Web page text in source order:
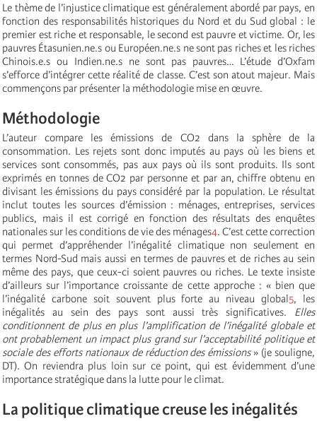
Le thème de l’injustice climatique est généralement abordé par pays, en
fonction des responsabilités historiques du Nord et du Sud global : le
premier est riche et responsable, le second est pauvre et victime. Or, les
pauvres Étasunien.ne.s ou Européen.ne.s ne sont pas riches et les riches
Chinois.e.s ou Indien.ne.s ne sont pas pauvres… L’étude d’Oxfam
s’efforce d’intégrer cette réalité de classe. C’est son atout majeur. Mais
commençons par présenter la méthodologie mise en œuvre.
Méthodologie
L’auteur compare les émissions de CO2 dans la sphère de la
consommation. Les rejets sont donc imputés au pays où les biens et
services sont consommés, pas aux pays où ils sont produits. Ils sont
exprimés en tonnes de CO2 par personne et par an, chiffre obtenu en
divisant les émissions du pays considéré par la population. Le résultat
inclut toutes les sources d’émission : ménages, entreprises, services
publics, mais il est corrigé en fonction des résultats des enquêtes
nationales sur les conditions de vie des ménages4. C’est cette correction
qui permet d’appréhender l’inégalité climatique non seulement en
termes Nord-Sud mais aussi en termes de pauvres et de riches au sein
même des pays, que ceux-ci soient pauvres ou riches. Le texte insiste
d’ailleurs sur l’importance croissante de cette approche : « bien que
l’inégalité carbone soit souvent plus forte au niveau global5, les
inégalités au sein des pays sont aussi très significatives. Elles
conditionnent de plus en plus l’amplification de l’inégalité globale et
ont probablement un impact plus grand sur l’acceptabilité politique et
sociale des efforts nationaux de réduction des émissions» (je souligne,
DT). On reviendra plus loin sur ce point, qui est évidemment d’une
importance stratégique dans la lutte pour le climat.
La politique climatique creuse les inégalités